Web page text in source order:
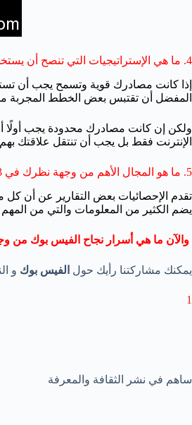
4. ما هي الإستراتيجيات التي تنصح أن يستخدمها الشباب؟ وهل هناك شكل معين لتنظيم الشركات أفضل من غيره؟
إذا كانت مصادرك قوية وتسمح يجب أن
المفضل أن تقتبس بعض الخطط المجربة
ولكن إن كانت مصادرك محدودة يجب أولًا
الإنترنت فقط بل يجب أن تنتقل علاقتك
5. ما هو المجال الأهم من وجهة نظرك في 2013 والذي تنصح الشباب باستغلال ميزته؟
تقدم الإحصائيات بعض التقارير عن أن
يضم الكثير من المعلومات والتي من
والآن ما هي أسرار نجاح الفيس بوك من
يمكنك مشاركتنا رأيك حول الفيس بوك و
1
ساهم في نشر الثقافة والمعرفة